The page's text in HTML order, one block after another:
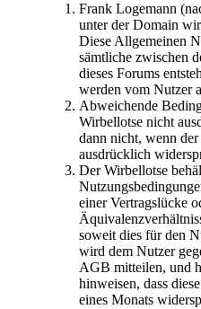
Frank Logemann
unter der Domain
Diese Allgemeinen
sämtliche zwischen
dieses Forums
werden vom Nutzer
Abweichende
Wirbellotse nicht
dann nicht, wenn
ausdrücklich
Der Wirbellotse
einer Vertragslücke
soweit dies für den
wird dem Nutzer
AGB mitteilen, und
hinweisen, dass
eines Monats